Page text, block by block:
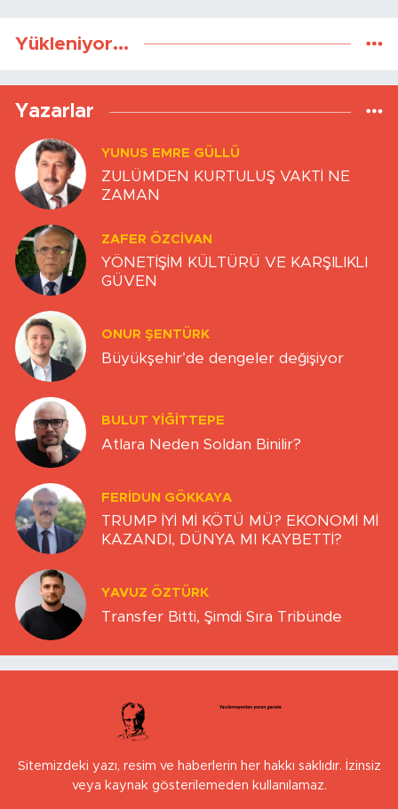
Yükleniyor...
Yazarlar
YUNUS EMRE GÜLLÜ
ZULÜMDEN KURTULUŞ VAKTİ NE
ZAMAN
ZAFER ÖZCIVAN
YÖNETİŞİM KÜLTÜRÜ VE KARŞILIKLI
GÜVEN
ONUR ŞENTÜRK
Büyükşehir’de dengeler değişiyor
BULUT YİĞİTTEPE
Atlara Neden Soldan Binilir?
FERIDUN GÖKKAYA
TRUMP İYİ Mİ KÖTÜ MÜ? EKONOMİ Mİ
KAZANDI, DÜNYA MI KAYBETTİ?
YAVUZ ÖZTÜRK
Transfer Bitti, Şimdi Sıra Tribünde
Sitemizdeki yazı, resim ve haberlerin her hakkı saklıdır. İzinsiz
veya kaynak gösterilemeden kullanılamaz.